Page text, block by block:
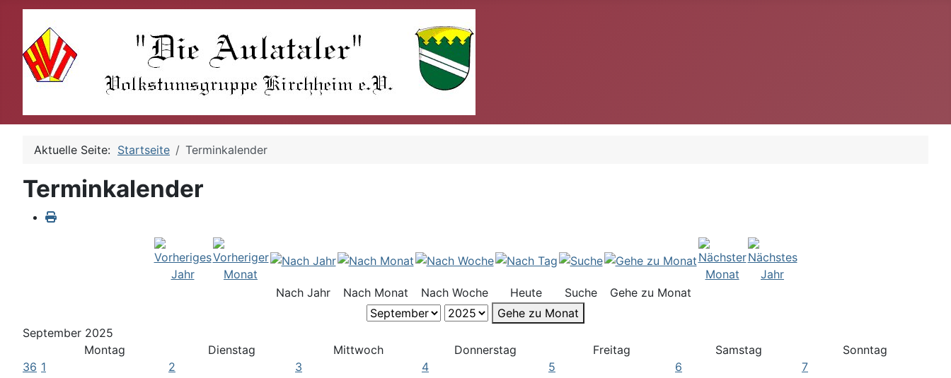
Aktuelle Seite: Startseite Terminkalender
Terminkalender
Nach Jahr Nach Monat Nach Woche Heute Suche
Gehe zu Monat
Gehe zu Monat
September 2025
Montag
Dienstag Mittwoch Donnerstag Freitag Samstag
Sonntag
36 1 2 3 4 5 6
7